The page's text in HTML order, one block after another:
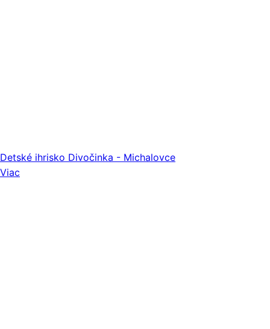
Detské ihrisko Divočinka - Michalovce
Viac